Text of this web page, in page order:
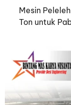
Mesin
Ton untuk